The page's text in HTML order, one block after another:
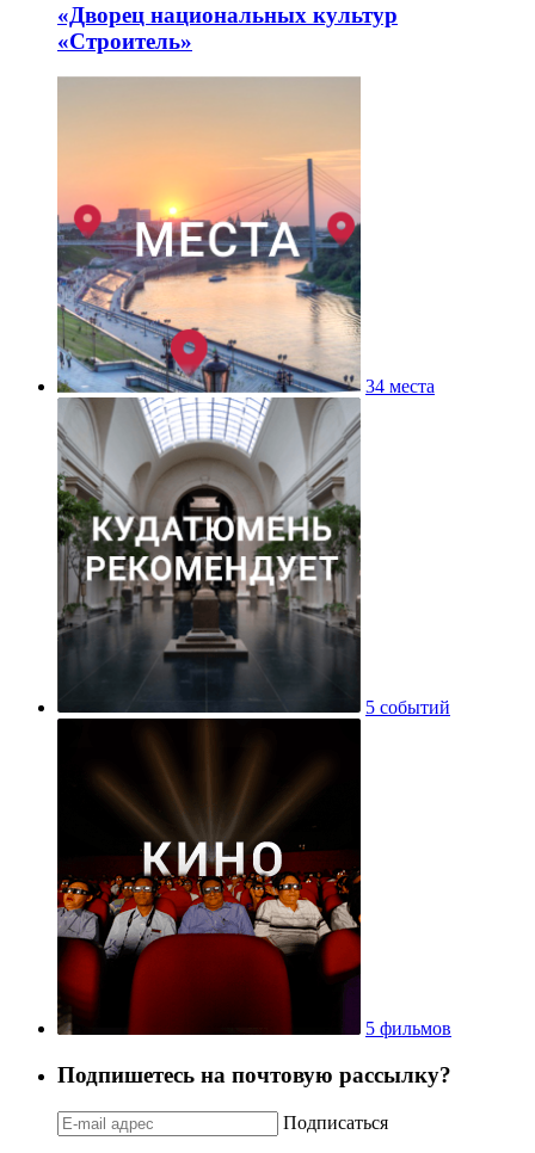
«Дворец национальных культур
«Строитель»
34 места
5 событий
5 фильмов
Подпишетесь на почтовую рассылку?
Подписаться